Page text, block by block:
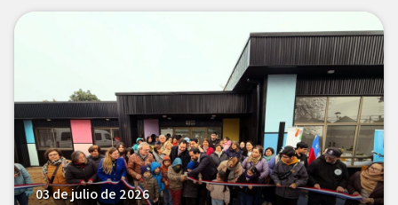
03 de julio de 2026